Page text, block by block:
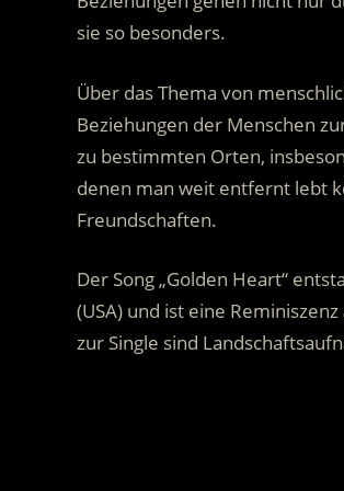
sie so besonders.
Über das Thema von
Beziehungen der Menschen
zu bestimmten Orten,
denen man weit entfernt lebt
Freundschaften.
Der Song „Golden Heart“
(USA) und ist eine
zur Single sind